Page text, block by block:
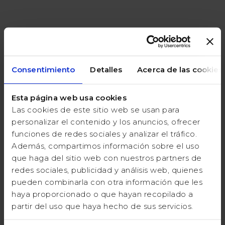
Consentimiento Detalles Acerca de las cookies
Esta página web usa cookies
Las cookies de este sitio web se usan para
personalizar el contenido y los anuncios, ofrecer
funciones de redes sociales y analizar el tráfico.
Además, compartimos información sobre el uso
que haga del sitio web con nuestros partners de
redes sociales, publicidad y análisis web, quienes
pueden combinarla con otra información que les
haya proporcionado o que hayan recopilado a
partir del uso que haya hecho de sus servicios.
Requisitos para
beneficiarse del
descuento:
1
Que acredite ser una institución
académica o una ONG
Que el titular de la cuenta Encuesta.com
se registre bajo una dirección de correo
electrónico institucional ligado a la
entidad que solicita el descuento